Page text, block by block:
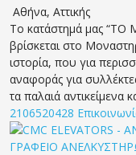
Αθήνα, Αττικής
Το κατάστημά μας
βρίσκεται στο
ιστορία, που για
αναφοράς για
τα παλαιά αντικείμενα
2106520428